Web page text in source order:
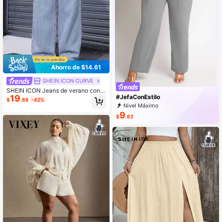
Ahorro de $14.61
SHEIN ICON CURVE
SHEIN ICON Jeans de verano con b
otones y bolsillos para mujer de tall
a grande
$19.88 -42% #JefaConEstilo
Nivel Máximo
$9.62